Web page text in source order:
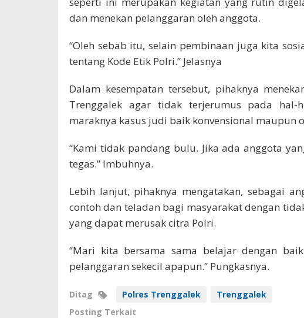
dan menekan pelanggaran oleh anggota.
“Oleh sebab itu, selain pembinaan juga kita
tentang Kode Etik Polri.” Jelasnya
Dalam kesempatan tersebut, pihaknya
Trenggalek agar tidak terjerumus pada
maraknya kasus judi baik konvensional maupun
“Kami tidak pandang bulu. Jika ada anggota
tegas.” Imbuhnya.
Lebih lanjut, pihaknya mengatakan, sebagai
contoh dan teladan bagi masyarakat dengan
yang dapat merusak citra Polri.
“Mari kita bersama sama belajar dengan
pelanggaran sekecil apapun.” Pungkasnya.
Ditag Polres Trenggalek
Trenggalek
Posting Terkait